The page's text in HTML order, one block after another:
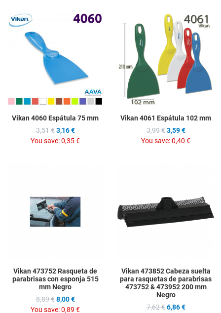
Add to Compare
Quick View
Vikan 4060 Espátula 75 mm
3,51 € 3,16 €
You save:0,35 €
Vikan 4061 Espátula 102 mm
3,99 € 3,59 €
You save:0,40 €
Quick View
Vikan 473752 Rasqueta de
parabrisas con esponja 515
mm Negro
8,89 € 8,00 €
You save:0,89 €
Vikan 473852 Cabeza suelta
para rasquetas de parabrisas
473752 & 473952 200 mm
Negro
7,62 € 6,86 €